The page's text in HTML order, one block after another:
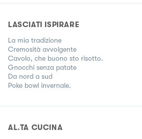
LASCIATI ISPIRARE
La mia tradizione
Cremosità avvolgente
Cavolo, che buono sto risotto.
Gnocchi senza patate
Da nord a sud
Poke bowl invernale.
AL.TA CUCINA